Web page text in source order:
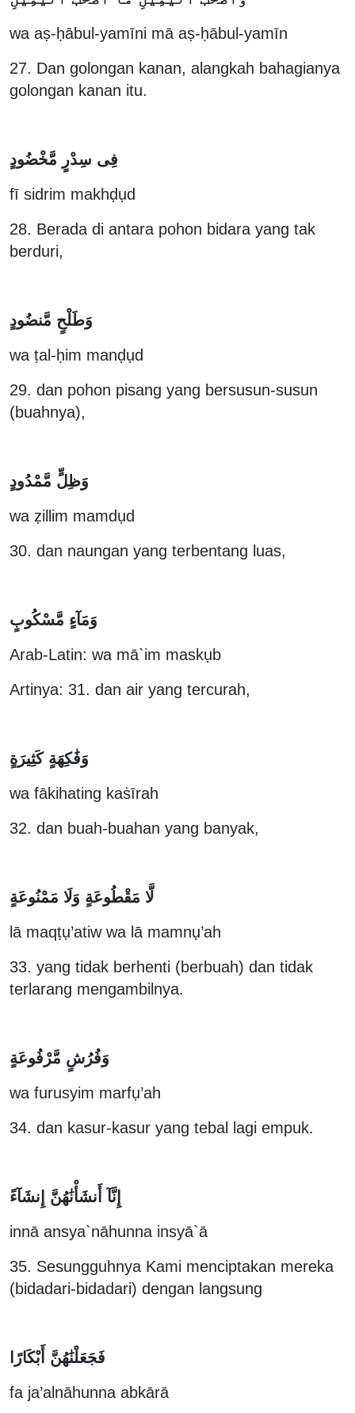
wa aṣ-ḥābul-yamīni mā aṣ-ḥābul-yamīn
27. Dan golongan kanan, alangkah bahagianya
golongan kanan itu.
fī sidrim makhḍụd
28. Berada di antara pohon bidara yang tak
berduri,
وَطَلْحٍ مَّنضُودٍ
wa ṭal-ḥim manḍụd
29. dan pohon pisang yang bersusun-susun
(buahnya),
wa ẓillim mamdụd
30. dan naungan yang terbentang luas,
Arab-Latin: wa mā`im maskụb
Artinya: 31. dan air yang tercurah,
wa fākihating kaṡīrah
32. dan buah-buahan yang banyak,
lā maqṭụ’atiw wa lā mamnụ’ah
33. yang tidak berhenti (berbuah) dan tidak
terlarang mengambilnya.
wa furusyim marfụ’ah
34. dan kasur-kasur yang tebal lagi empuk.
innā ansya`nāhunna insyā`ā
35. Sesungguhnya Kami menciptakan mereka
(bidadari-bidadari) dengan langsung
fa ja’alnāhunna abkārā